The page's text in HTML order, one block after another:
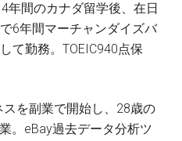
年間のカナダ留学後、在日
6年間マーチャンダイズバ
て勤務。TOEIC940点保
を副業で開始し、28歳の
。eBay過去データ分析ツ